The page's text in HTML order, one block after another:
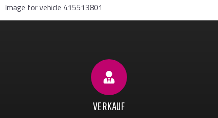
Image for vehicle 415513801
VERKAUF